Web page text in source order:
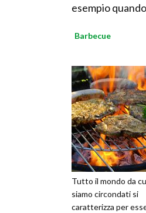
esempio
Barbecue
Tutto il mondo da
siamo circondati si
caratterizza per